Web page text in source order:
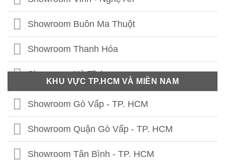
Showroom Thái Bình
Showroom Vĩnh Phúc
Showroom Thái Nguyên
Showroom Phú Thọ
Showroom Tuyên Quang
Showroom Hà Giang
Showroom Buôn Ma Thuột
Showroom Thanh Hóa
Showroom Hà Tĩnh
Showroom Quảng Bình
Showroom Quảng Trị
Showroom Thừa Thiên Huế
KHU VỰC TP.HCM VÀ MIỀN NAM
Showroom Gò Vấp - TP. HCM
Showroom Quận Gò Vấp - TP. HCM
Showroom Tân Bình - TP. HCM